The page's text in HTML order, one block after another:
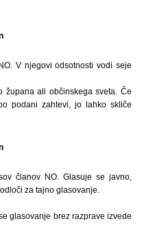
V njegovi odsotnosti vodi seje
župana ali občinskega sveta. Če
podani zahtevi, jo lahko skliče
članov NO. Glasuje se javno,
za tajno glasovanje.
glasovanje brez razprave izvede